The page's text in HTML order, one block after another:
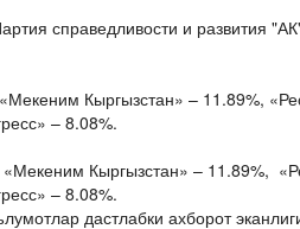
справедливости и развития
Кыргызстан» – 11.89%,
– 8.08%.
Кыргызстан» – 11.89%,
– 8.08%.
дастлабки ахборот